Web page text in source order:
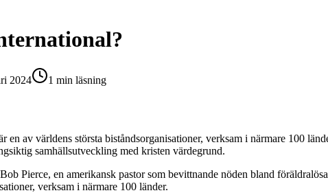
2024 1 min läsning
av världens största biståndsorganisationer, verksam i närmare 100
samhällsutveckling med kristen värdegrund.
Pierce, en amerikansk pastor som bevittnande nöden bland
verksam i närmare 100 länder.